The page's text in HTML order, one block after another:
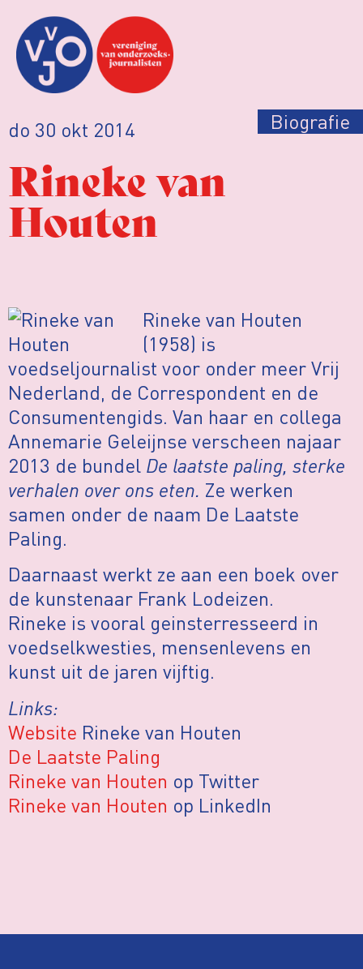
do 30 okt 2014 Biografie
Rineke van
Houten
Rineke van Houten
(1958) is
voedseljournalist voor onder meer Vrij
Nederland, de Correspondent en de
Consumentengids. Van haar en collega
Annemarie Geleijnse verscheen najaar
2013 de bundel De laatste paling, sterke
verhalen over ons eten. Ze werken
samen onder de naam De Laatste
Paling.
Daarnaast werkt ze aan een boek over
de kunstenaar Frank Lodeizen.
Rineke is vooral geinsterresseerd in
voedselkwesties, mensenlevens en
kunst uit de jaren vijftig.
Links:
Website Rineke van Houten
De Laatste Paling
Rineke van Houten op Twitter
Rineke van Houten op LinkedIn